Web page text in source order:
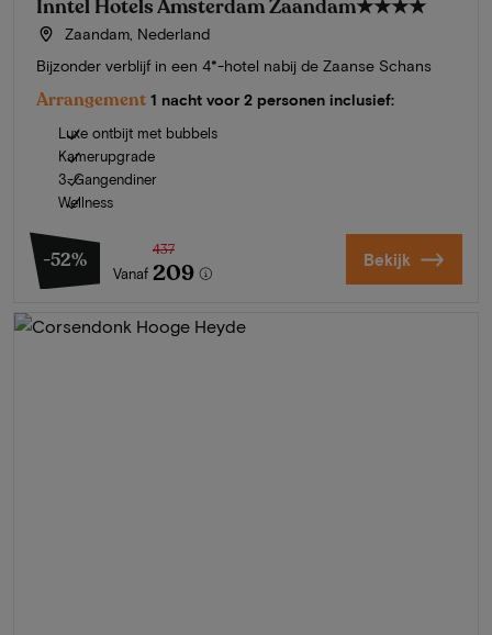
Inntel Hotels Amsterdam Zaandam★★★★
Zaandam, Nederland
Bijzonder verblijf in een 4*-hotel nabij de Zaanse Schans
Arrangement 1 nacht voor 2 personen inclusief:
Luxe ontbijt met bubbels
Kamerupgrade
3-Gangendiner
Wellness
-52%
Vanaf
437
209 Bekijk